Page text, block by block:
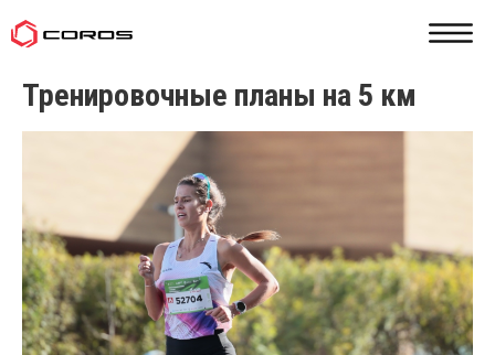
Тренировочные планы на 5 км